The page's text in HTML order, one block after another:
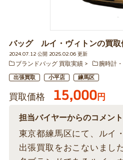
バッグ ルイ・ヴィトンの買取
2024.07.12 公開 2025.02.06 更新
ブランドバッグ 買取実績
腕時計
出張買取 小平店 練馬区
買取価格 15,000円
担当バイヤーからのコメント
東京都練馬区にて、ルイ
出張買取をおこないまし